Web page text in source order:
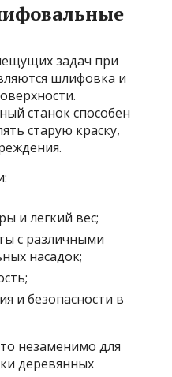
задач при
шлифовка и
станок способен
старую краску,
и легкий вес;
с различными
насадок;
и безопасности в
незаменимо для
деревянных